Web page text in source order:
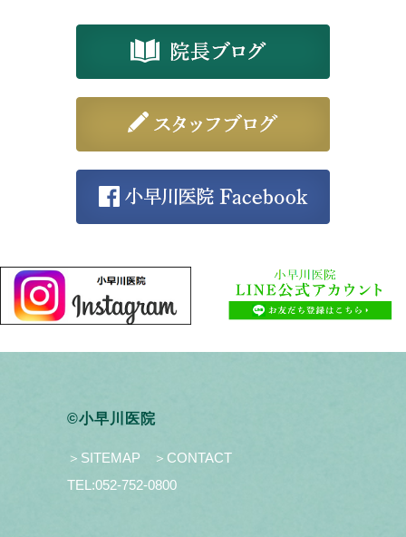
©小早川医院
＞SITEMAP
＞CONTACT
TEL:052-752-0800